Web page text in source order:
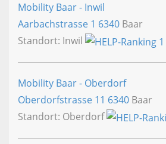
Mobility Baar - Inwil
Aarbachstrasse 1 6340 Baar
Standort: Inwil
Mobility Baar - Oberdorf
Oberdorfstrasse 11 6340 Baar
Standort: Oberdorf